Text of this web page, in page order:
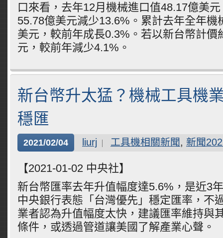
口來看，去年12月機械進口值48.17億美
55.78億美元減少13.6%。累計去年全年機
美元，較前年成長0.3%。若以新台幣計價
元，較前年減少4.1%。
新台幣升太猛？機械工具機
穩匯
2021/02/04 liurj 工具機相關新聞, 新聞
【2021-01-02 中央社】
新台幣匯率去年升值幅度達5.6%，是近3
中央銀行表態「台灣優先」穩定匯率，不
業者認為升值幅度太快，建議匯率維持與
條件，或透過管道讓美國了解產業心聲。